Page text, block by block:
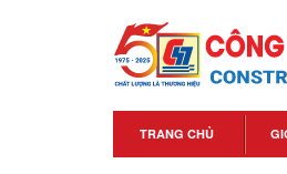
TRANG CHỦ